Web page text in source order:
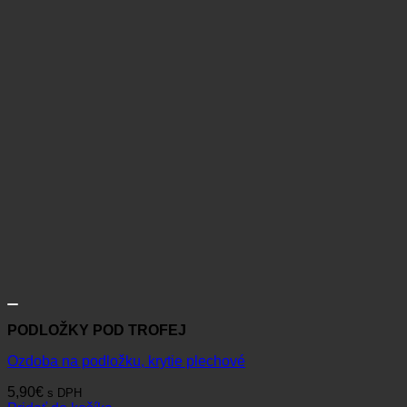
PODLOŽKY POD TROFEJ
Ozdoba na podložku, krytie plechové
5,90€ s DPH